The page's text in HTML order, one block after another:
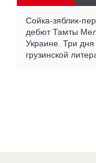
Сойка-зяблик-
дебют Тамты
Украине. Три дня
грузинской